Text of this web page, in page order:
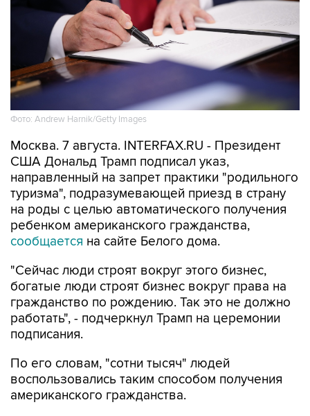
Фото: Andrew Harnik/Getty Images
Москва. 7 августа. INTERFAX.RU - Президент
США Дональд Трамп подписал указ,
направленный на запрет практики "родильного
туризма", подразумевающей приезд в страну
на роды с целью автоматического получения
ребенком американского гражданства,
сообщается на сайте Белого дома.
"Сейчас люди строят вокруг этого бизнес,
богатые люди строят бизнес вокруг права на
гражданство по рождению. Так это не должно
работать", - подчеркнул Трамп на церемонии
подписания.
По его словам, "сотни тысяч" людей
воспользовались таким способом получения
американского гражданства.